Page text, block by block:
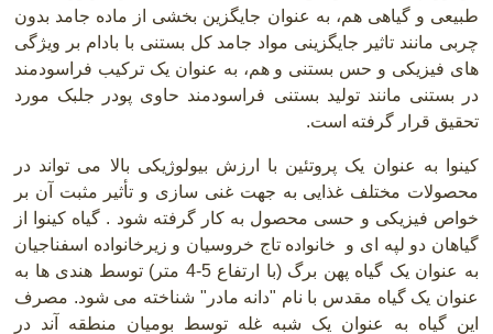
طبیعی و گیاهی هم، به عنوان جایگزین بخشی از ماده جامد بدون
چربی مانند تاثیر جایگزینی مواد جامد کل بستنی با بادام بر ویژگی
های فیزیکی و حس بستنی و هم، به عنوان یک ترکیب فراسودمند
در بستنی مانند تولید بستنی فراسودمند حاوی پودر جلبک مورد
تحقیق قرار گرفته است.
کینوا به عنوان یک پروتئین با ارزش بیولوژیکی بالا می تواند در
محصولات مختلف غذایی به جهت غنی سازی و تأثیر مثبت آن بر
خواص فیزیکی و حسی محصول به کار گرفته شود . گیاه کینوا از
گیاهان دو لپه ای و خانواده تاج خروسیان و زیرخانواده اسفناجیان
به عنوان یک گیاه پهن برگ (با ارتفاع 5-4 متر) توسط هندی ها به
عنوان یک گیاه مقدس با نام "دانه مادر" شناخته می شود. مصرف
این گیاه به عنوان یک شبه غله توسط بومیان منطقه آند در